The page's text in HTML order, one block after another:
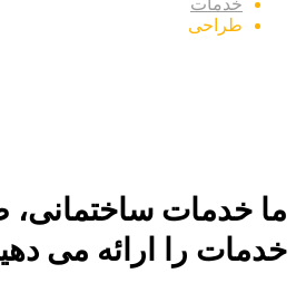
طراحی
ما خدمات ساختمانی،
خدمات را ارائه می